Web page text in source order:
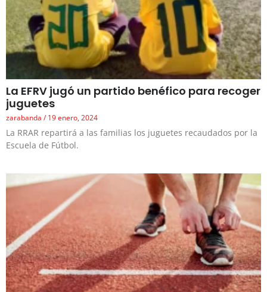
La EFRV jugó un partido benéfico para recoger
juguetes
zarabanda 19 enero, 2024
La RRAR repartirá a las familias los juguetes recaudados por la
Escuela de Fútbol.